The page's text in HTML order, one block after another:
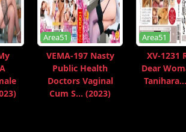
Area51
VEMA-197 Nasty
Public Health
Doctors Vaginal
Cum S... (2023)
Area51
XV-1231
Dear